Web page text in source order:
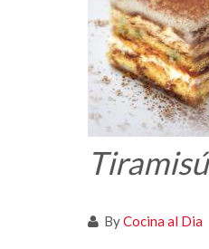
Tiramisú
ByCocina al Dia